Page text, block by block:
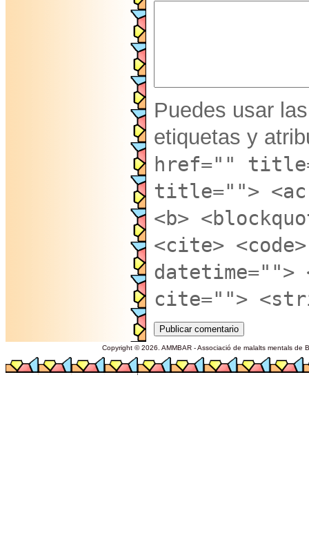
Puedes usar
etiquetas y
href=""
title="">
<b>
<cite>
datetime="">
cite="">
Copyright © 2026. AMMBAR - Associació de malalts mentals de